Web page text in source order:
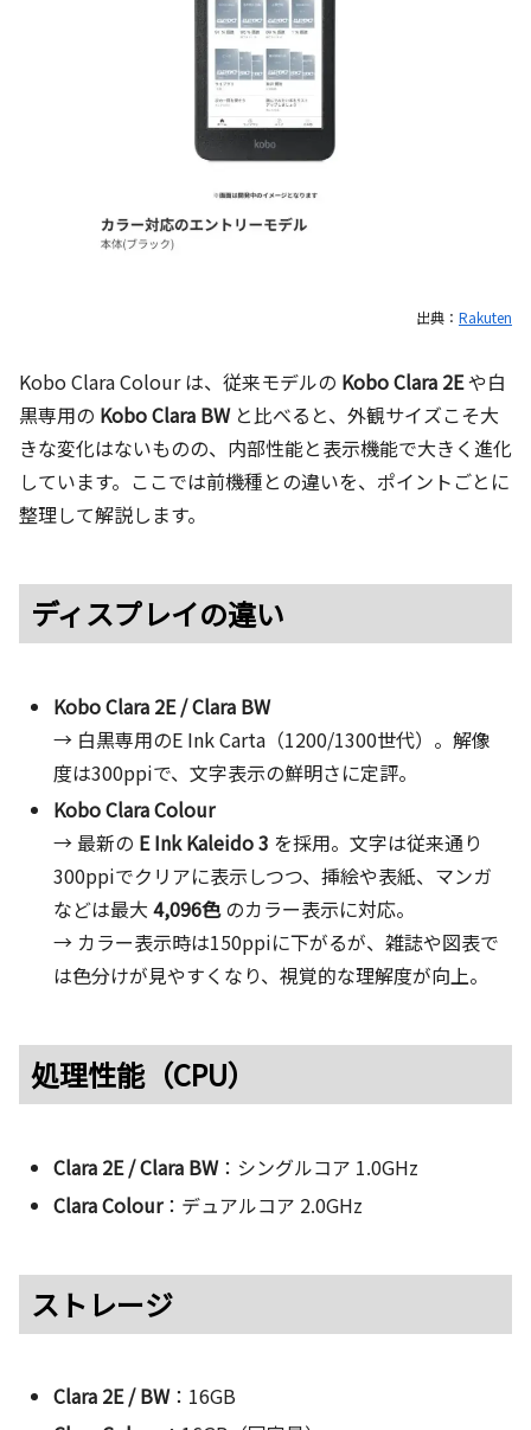
出典： Rakuten
Kobo Clara Colour は、従来モデルの Kobo Clara 2Eや白
黒専用の Kobo Clara BWと比べると、外観サイズこそ大
きな変化はないものの、内部性能と表示機能で大きく進化
しています。ここでは前機種との違いを、ポイントごとに
整理して解説します。
ディスプレイの違い
Kobo Clara 2E / Clara BW
→ 白黒専用のE Ink Carta（1200/1300世代）。解像
度は300ppiで、文字表示の鮮明さに定評。
Kobo Clara Colour
→ 最新の E Ink Kaleido 3 を採用。文字は従来通り
300ppiでクリアに表示しつつ、挿絵や表紙、マンガ
などは最大4,096色のカラー表示に対応。
→ カラー表示時は150ppiに下がるが、雑誌や図表で
は色分けが見やすくなり、視覚的な理解度が向上。
処理性能（CPU）
Clara 2E / Clara BW：シングルコア 1.0GHz
Clara Colour：デュアルコア 2.0GHz
ストレージ
Clara 2E / BW：16GB